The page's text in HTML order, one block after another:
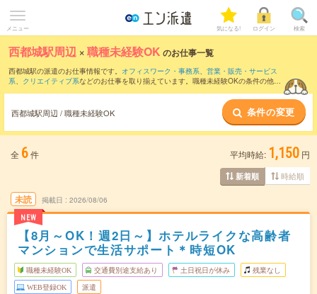
メニュー 気になる! ログイン 検索
西都城駅周辺 ×職種未経験OK のお仕事一覧
西都城駅の派遣のお仕事情報です。 オフィスワーク・事務系、 営業・販売・サービス
系、 クリエイティブ系などのお仕事を取り揃えています。職種未経験OKの条件の他
西都城駅周辺 / 職種未経験OK 条件の変更
全 6件 平均時給: 1,150 円
新着順 時給順
未読
NEW
掲載日 2026/08/06
【8月～OK！週2日～】ホテルライクな高齢者
マンションで生活サポート＊時短OK
職種未経験OK 交通費別途支給あり 土日祝日が休み 残業なし
WEB登録OK 派遣